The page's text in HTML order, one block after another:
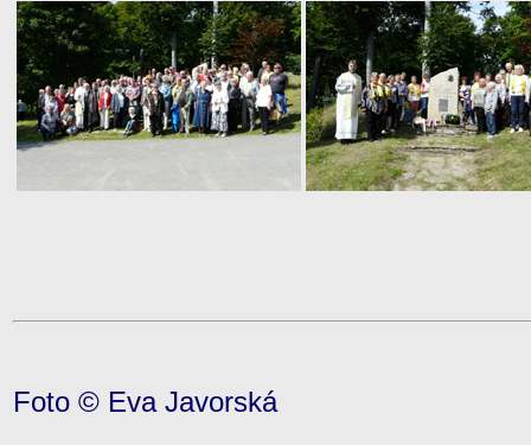
Foto © Eva Javorská